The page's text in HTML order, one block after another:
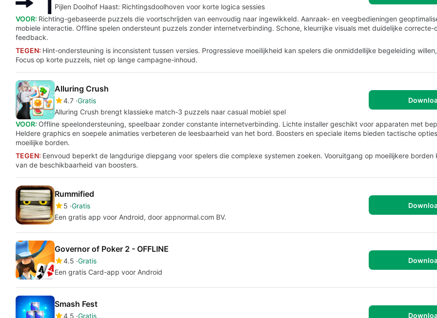
Pijlen Doolhof Haast: Richtingsdoolhoven voor korte logica sessies
VOOR: Richting-gebaseerde puzzels die voortschrijden van eenvoudig naar ingewikkeld. Aanraak- en veegbedieningen
mobiele interactie. Offline spelen ondersteunt puzzels zonder internetverbinding. Schone, kleurrijke visuals met duidelijke correcte-
feedback.
TEGEN: Hint-ondersteuning is inconsistent tussen versies. Progressieve moeilijkheid kan spelers die onmiddellijke begeleiding
Focus op korte puzzels, niet op lange campagne-inhoud.
Alluring Crush
4.7 Gratis
Alluring Crush brengt klassieke match-3 puzzels naar casual mobiel spel
VOOR: Offline speelondersteuning, speelbaar zonder constante internetverbinding. Lichte installer geschikt voor apparaten met
Heldere graphics en soepele animaties verbeteren de leesbaarheid van het bord. Boosters en speciale items bieden tactische
moeilijke borden.
TEGEN: Eenvoud beperkt de langdurige diepgang voor spelers die complexe systemen zoeken. Vooruitgang op moeilijkere borden
van de beschikbaarheid van boosters.
Rummified
5 Gratis
Een gratis app voor Android, door appnormal.com BV.
Governor of Poker 2 - OFFLINE
4.5 Gratis
Een gratis Card-app voor Android
Smash Fest
4.5 Gratis